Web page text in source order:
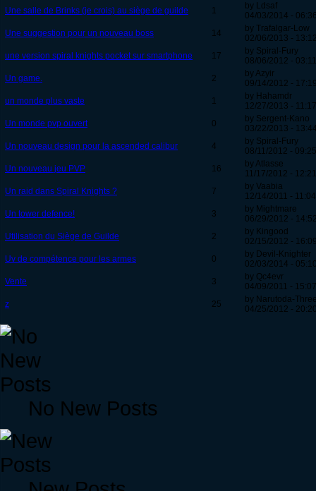
Une salle de Brinks (je crois) au siège de guilde
1
by Ldsaf
04/03/2014 -
Une suggestion pour un nouveau boss
14
by Trafalgar-Low
02/06/2013 -
une version spiral knights pocket sur smartphone
17
by Spiral-Fury
08/06/2012 - 03:11
Un game.
2
by Azyir
09/14/2012 -
un monde plus vaste
1
by Hahamdr
12/27/2013 - 11:17
Un monde pvp ouvert
0
by Sergent-Kano
03/22/2013 -
Un nouveau design pour la ascended calibur
4
by Spiral-Fury
08/11/2012 - 09:25
Un nouveau jeu PVP
16
by Atlasse
11/17/2012 - 12:21
Un raid dans Spiral Knights ?
7
by Vaabia
12/14/2011 - 11:04
Un tower defence!
3
by Mightmare
06/29/2012 -
Utilisation du Siège de Guilde
2
by Kingood
02/15/2012 -
Uv de compétence pour les armes
0
by Devil-Knighter
02/03/2014 -
Vente
3
by Qc4evr
04/09/2011 - 15:07
z
25
by Narutoda-
04/25/2012 -
No New Posts